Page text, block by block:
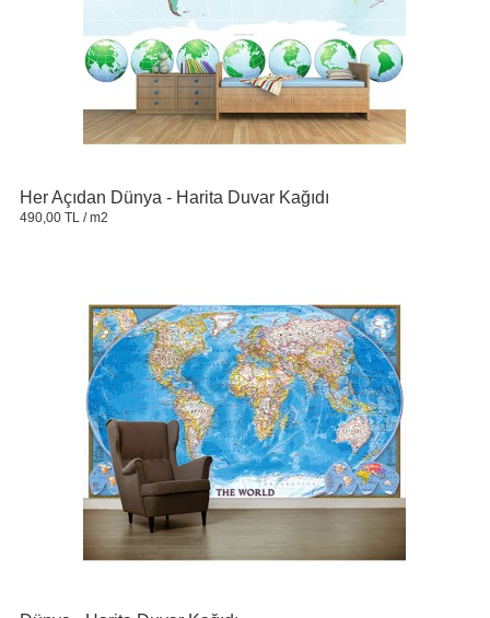
Her Açıdan Dünya - Harita Duvar Kağıdı
490,00 TL / m2